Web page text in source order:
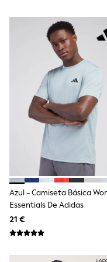
Lilo & Stitch
Bluey
Disney
Peppa Pig
All Girls
New In
Trainers
Hoodies &
T-Shirts & Vests
Leggings
Swim
All Girls Brands
Nike
adidas
Smiggle
Lipsy Girl
Azul - Camiseta Básica
Essentials De Adidas
21 €